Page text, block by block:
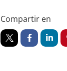
Compartir en